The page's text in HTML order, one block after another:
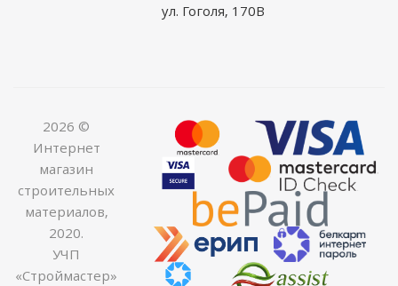
ул. Гоголя, 170В
2026 ©
Интернет
магазин
строительных
материалов,
2020.
УЧП
«Строймастер»